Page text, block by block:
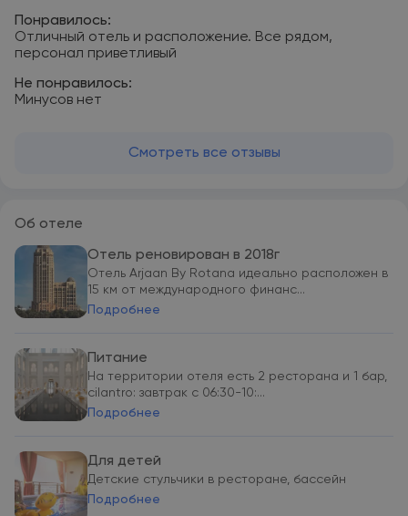
Понравилось:
Отличный отель и расположение. Все рядом,
персонал приветливый
Не понравилось:
Минусов нет
Смотреть все отзывы
Об отеле
Отель реновирован в 2018г
Отель Arjaan By Rotana идеально расположен в
15 км от международного финанс...
Подробнее
Питание
На территории отеля есть 2 ресторана и 1 бар,
cilantro: завтрак с 06:30-10:...
Подробнее
Для детей
Детские стульчики в ресторане, бассейн
Подробнее